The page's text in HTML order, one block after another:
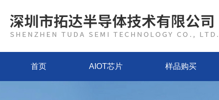
首页 AIOT芯片 样品购买